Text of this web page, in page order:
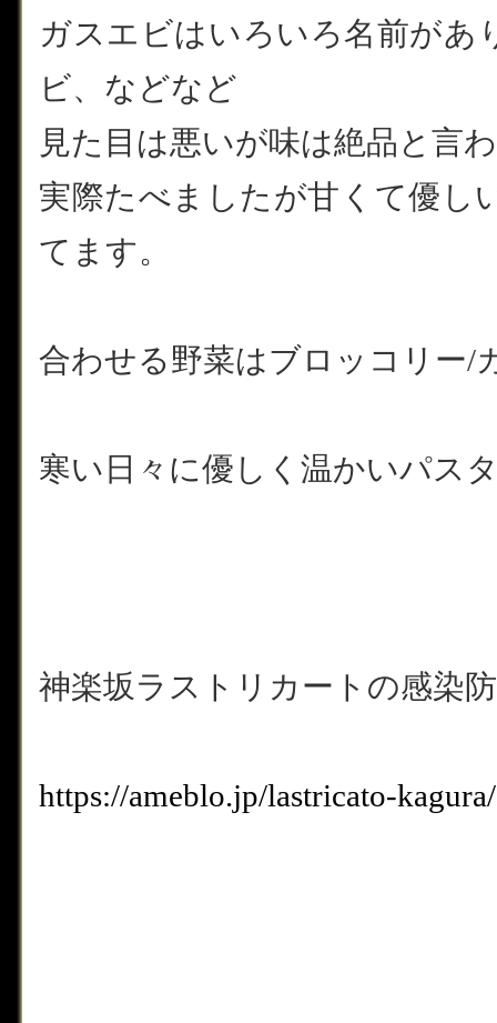
ガスエビはいろいろ名前があ
ビ、などなど
見た目は悪いが味は絶品と言
実際たべましたが甘くて優し
てます。
合わせる野菜はブロッコリー/
寒い日々に優しく温かいパス
神楽坂ラストリカートの感染
https://ameblo.jp/lastricato-